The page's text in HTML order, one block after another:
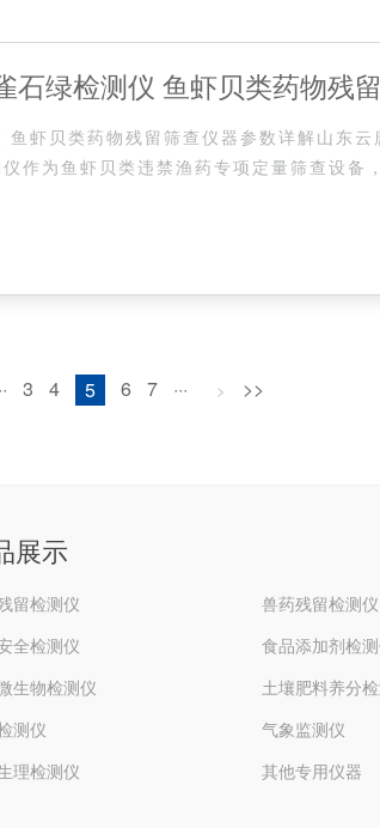
石绿检测仪 鱼虾贝类药物残留
虾贝类药物残留筛查仪器参数详解山东云
为鱼虾贝类违禁渔药专项定量筛查设备，
3 4 5 6 7 ··· > >>
展示
留检测仪
兽药残留检测仪
全检测仪
食品添加剂检
生物检测仪
土壤肥料养分
测仪
气象监测仪
理检测仪
其他专用仪器